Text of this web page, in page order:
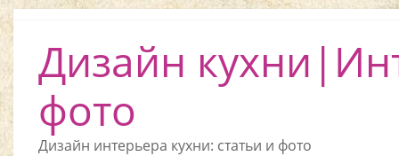
Дизайн
фото
Дизайн интерьера кухни: статьи и фото